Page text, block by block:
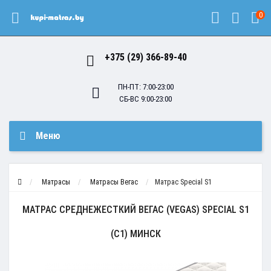
0
+375 (29) 366-89-40
ПН-ПТ: 7:00-23:00
СБ-ВС 9:00-23:00
Меню
Матрасы Матрасы Вегас Матрас Special S1
МАТРАС СРЕДНЕЖЕСТКИЙ ВЕГАС (VEGAS) SPECIAL S1
(C1) МИНСК